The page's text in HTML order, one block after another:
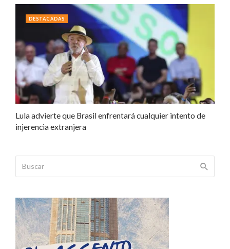
Lula advierte que Brasil enfrentará cualquier intento de
injerencia extranjera
DESTACADAS